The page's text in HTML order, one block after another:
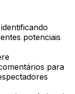
potenciais
para